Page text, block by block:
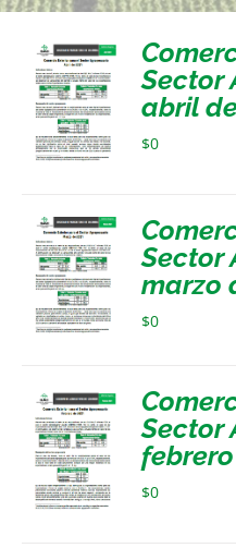
Sector
abril
$0
Sector
marzo
$0
Sector
$0